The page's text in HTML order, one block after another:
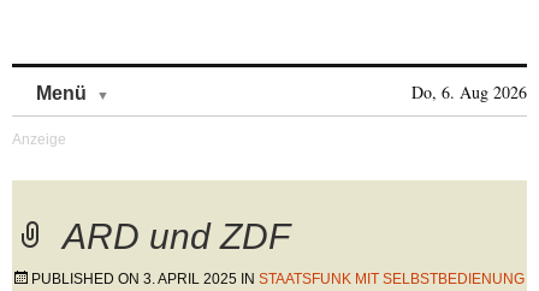
Menü Do, 6. Aug 2026
ARD und ZDF
PUBLISHED ON 3. APRIL 2025 IN STAATSFUNK MIT SELBSTBEDIENUNG